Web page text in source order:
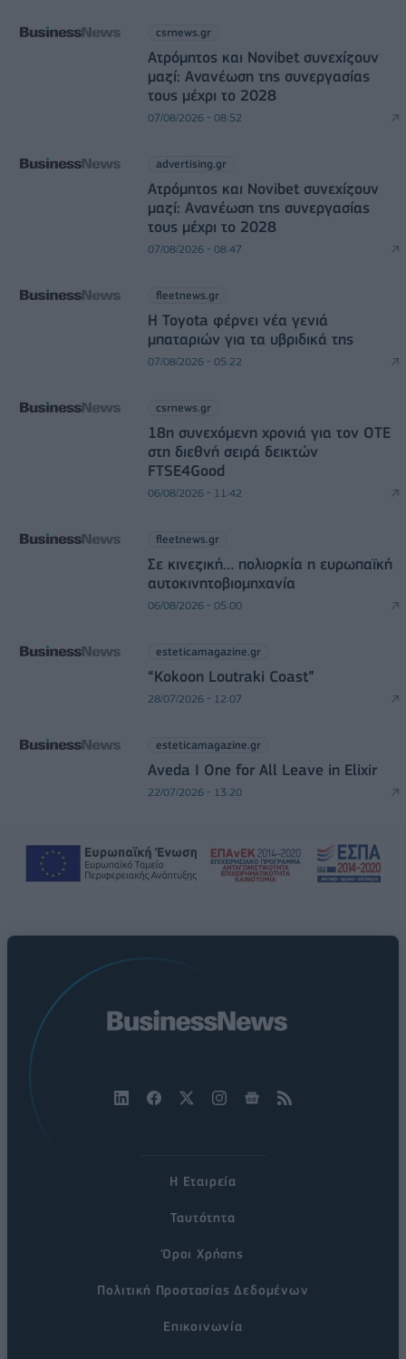
csrnews.gr
Ατρόμητος και Novibet συνεχίζουν
μαζί: Ανανέωση της συνεργασίας
τους μέχρι το 2028
07/08/2026 - 08:52
advertising.gr
Ατρόμητος και Novibet συνεχίζουν
μαζί: Ανανέωση της συνεργασίας
τους μέχρι το 2028
07/08/2026 - 08:47
fleetnews.gr
Η Toyota φέρνει νέα γενιά
μπαταριών για τα υβριδικά της
07/08/2026 - 05:22
csrnews.gr
18η συνεχόμενη χρονιά για τον ΟΤΕ
στη διεθνή σειρά δεικτών
FTSE4Good
06/08/2026 - 11:42
fleetnews.gr
Σε κινεζική… πολιορκία η ευρωπαϊκή
αυτοκινητοβιομηχανία
06/08/2026 - 05:00
esteticamagazine.gr
“Kokoon Loutraki Coast”
28/07/2026 - 12:07
esteticamagazine.gr
Aveda I One for All Leave in Elixir
22/07/2026 - 13:20
Η Εταιρεία
Ταυτότητα
Όροι Χρήσης
Πολιτική Προστασίας Δεδομένων
Επικοινωνία